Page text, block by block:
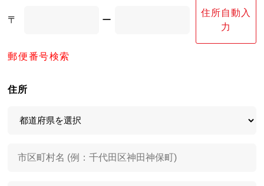
〒 ー
住所自動入
力
郵便番号検索
住所